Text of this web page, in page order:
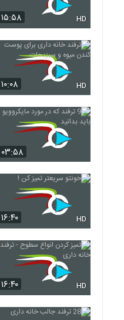
۱۵:۵۸ HD
۱۰:۰۸ HD
۰۳:۵۸
۱۶:۴۰ HD
۱۶:۴۰ HD